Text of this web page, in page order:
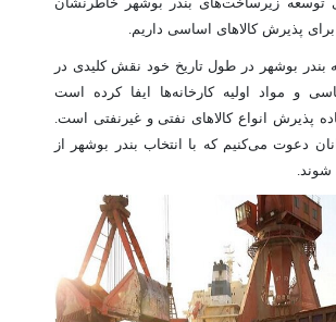
توسعه زیرساخت‌های بندر بوشهر خاطرنشان
پذیرش کالاهای اساسی داریم.
بندر بوشهر در طول تاریخ خود نقش کلیدی در
و مواد اولیه کارخانه‌ها ایفا کرده است
پذیرش انواع کالاهای نفتی و غیرنفتی است.
دعوت می‌کنیم که با انتخاب بندر بوشهر از
شوند.